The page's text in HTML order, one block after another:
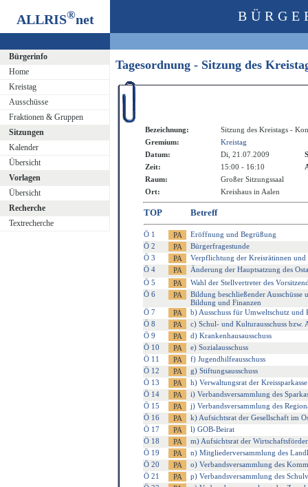
ALLRIS®net
Bürgerinfo
Home
Kreistag
Ausschüsse
Fraktionen & Gruppen
Sitzungen
Kalender
Übersicht
Vorlagen
Übersicht
Recherche
Textrecherche
Tagesordnung - Sitzung des
Bezeichnung:
Sitzung des Kreistags -
Gremium:
Kreistag
Datum:
Di, 21.07.2009
Zeit:
15:00 - 16:10
Raum:
Großer Sitzungssaal
Ort:
Kreishaus in Aalen
TOP Betreff
Ö 1
Eröffnung und Begrüßung
Ö 2
Bürgerfragestunde
Ö 3
Verpflichtung der Kreisrätinnen und
Ö 4
Änderung der Hauptsatzung des
Ö 5
Wahl der Stellvertreter des
Ö 6
Bildung beschließender Ausschüsse
Bildung und Finanzen
Ö 7
b) Ausschuss für Umweltschutz und
Ö 8
c) Schul- und Kulturausschuss bzw.
Ö 9
d) Krankenhausausschuss
Ö 10
e) Sozialausschuss
Ö 11
f) Jugendhilfeausschuss
Ö 12
g) Stiftungsausschuss
Ö 13
h) Verwaltungsrat der
Ö 14
i) Verbandsversammlung des
Ö 15
j) Verbandsversammlung des
Ö 16
k) Aufsichtsrat der Gesellschaft im
Ö 17
l) GOB-Beirat
Ö 18
m) Aufsichtsrat der
Ö 19
n) Mitgliederversammlung des
Ö 20
o) Verbandsversammlung des
Ö 21
p) Verbandsversammlung des